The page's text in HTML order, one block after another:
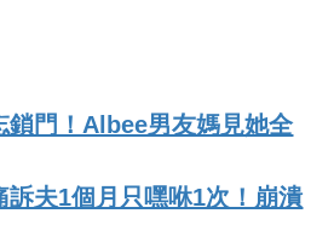
鎖門！Albee男友媽見她全
訴夫1個月只嘿咻1次！崩潰